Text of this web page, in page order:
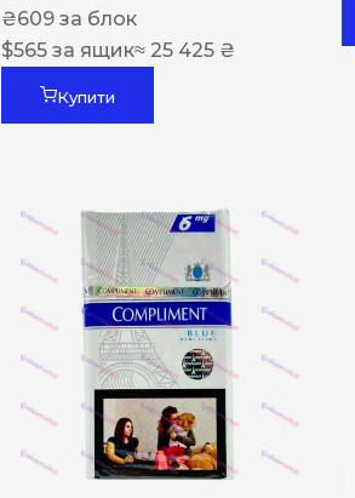
₴609 за блок
$565 за ящик≈ 25 425 ₴
Купити